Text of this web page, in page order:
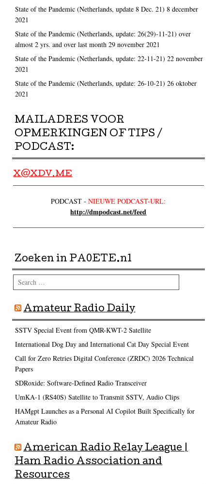
State of the Pandemic (Netherlands, update 8 Dec. 21) 8 december
2021
State of the Pandemic (Netherlands, update: 26(29)-11-21) over
almost 2 yrs. and over last month 29 november 2021
State of the Pandemic (Netherlands, update: 22-11-21) 22 november
2021
State of the Pandemic (Netherlands, update: 26-10-21) 26 oktober
2021
MAILADRES VOOR
OPMERKINGEN OF TIPS /
PODCAST:
X@XDV.ME
PODCAST -NIEUWE PODCAST-URL:
http://dmpodcast.net/feed
Zoeken in PA0ETE.nl
Search
Amateur Radio Daily
SSTV Special Event from QMR-KWT-2 Satellite
International Dog Day and International Cat Day Special Event
Call for Zero Retries Digital Conference (ZRDC) 2026 Technical
Papers
SDRoxide: Software-Defined Radio Transceiver
UmKA-1 (RS40S) Satellite to Transmit SSTV, Audio Clips
HAMgpt Launches as a Personal AI Copilot Built Specifically for
Amateur Radio
American Radio Relay League |
Ham Radio Association and
Resources